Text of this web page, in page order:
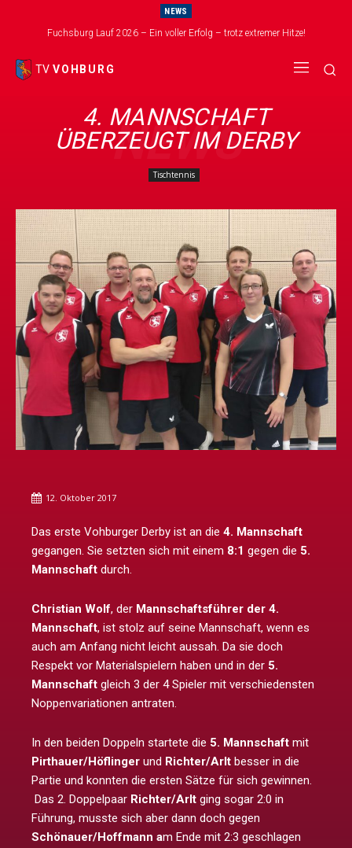
NEWS
Fuchsburg Lauf 2026 – Ein voller Erfolg – trotz extremer Hitze!
TV VOHBURG
NEWS
4. MANNSCHAFT
ÜBERZEUGT IM DERBY
Tischtennis
12. Oktober 2017
Das erste Vohburger Derby ist an die 4. Mannschaft
gegangen. Sie setzten sich mit einem 8:1 gegen die 5.
Mannschaft durch.
Christian Wolf, der Mannschaftsführer der 4.
Mannschaft, ist stolz auf seine Mannschaft, wenn es
auch am Anfang nicht leicht aussah. Da sie doch
Respekt vor Materialspielern haben und in der 5.
Mannschaft gleich 3 der 4 Spieler mit verschiedensten
Noppenvariationen antraten.
In den beiden Doppeln startete die 5. Mannschaft mit
Pirthauer/Höflinger und Richter/Arlt besser in die
Partie und konnten die ersten Sätze für sich gewinnen.
Das 2. Doppelpaar Richter/Arlt ging sogar 2:0 in
Führung, musste sich aber dann doch gegen
Schönauer/Hoffmann am Ende mit 2:3 geschlagen